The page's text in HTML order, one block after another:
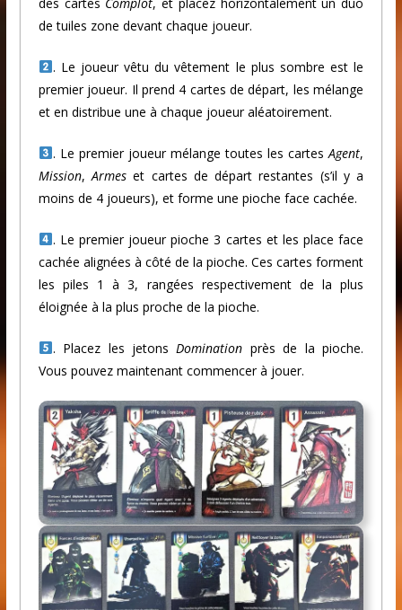
de tuiles zone devant chaque joueur.
. Le joueur vêtu du vêtement le plus sombre est le
premier joueur. Il prend 4 cartes de départ, les mélange
et en distribue une à chaque joueur aléatoirement.
. Le premier joueur mélange toutes les cartesAgent,
Mission,Armes et cartes de départ restantes (s’il y a
moins de 4 joueurs), et forme une pioche face cachée.
. Le premier joueur pioche 3 cartes et les place face
cachée alignées à côté de la pioche. Ces cartes forment
les piles 1 à 3, rangées respectivement de la plus
éloignée à la plus proche de la pioche.
. Placez les jetons Domination près de la pioche.
Vous pouvez maintenant commencer à jouer.